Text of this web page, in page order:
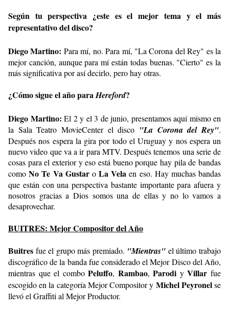
Según tu perspectiva ¿este es el mejor tema y el más
representativo del disco?
Diego Martino: Para mí, no. Para mí, "La Corona del Rey" es la
mejor canción, aunque para mí están todas buenas. "Cierto" es la
más significativa por así decirlo, pero hay otras.
¿Cómo sigue el año paraHereford?
Diego Martino: El 2 y el 3 de junio, presentamos aquí mismo en
la Sala Teatro MovieCenter el disco "La Corona del Rey".
Después nos espera la gira por todo el Uruguay y nos espera un
nuevo video que va a ir para MTV. Después tenemos una serie de
cosas para el exterior y eso está bueno porque hay pila de bandas
comoNo Te Va GustaroLa Vela en eso. Hay muchas bandas
que están con una perspectiva bastante importante para afuera y
nosotros gracias a Dios somos una de ellas y no lo vamos a
desaprovechar.
BUITRES: Mejor Compositor del Año
Buitres fue el grupo más premiado. "Mientras" el último trabajo
discográfico de la banda fue considerado el Mejor Disco del Año,
mientras que el comboPeluffo, Rambao,Parodi yVillar fue
escogido en la categoría Mejor Compositor y Michel Peyronelse
llevó el Graffiti al Mejor Productor.